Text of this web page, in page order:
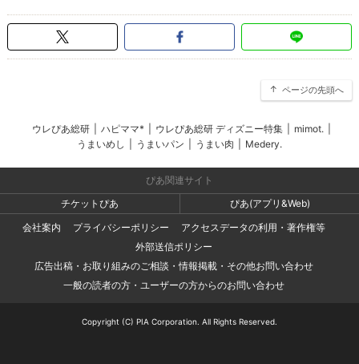
ページの先頭へ
ウレぴあ総研 ハピママ* ウレぴあ総研 ディズニー特集 mimot.
うまいめし
うまいパン うまい肉 Medery.
ぴあ関連サイト
チケットぴあ
ぴあ(アプリ&Web)
会社案内
プライバシーポリシー
アクセスデータの利用・著作権等
外部送信ポリシー
広告出稿・お取り組みのご相談・情報掲載・その他お問い合わせ
一般の読者の方・ユーザーの方からのお問い合わせ
Copyright (C) PIA Corporation. All Rights Reserved.